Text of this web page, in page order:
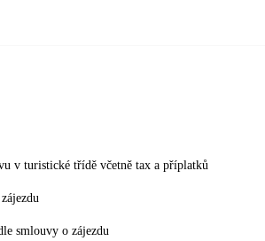
v turistické třídě včetně tax a příplatků
smlouvy o zájezdu